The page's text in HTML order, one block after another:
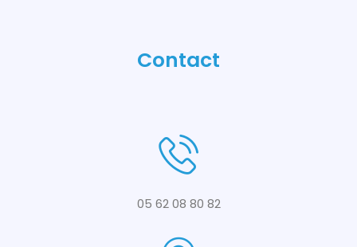
Contact
05 62 08 80 82